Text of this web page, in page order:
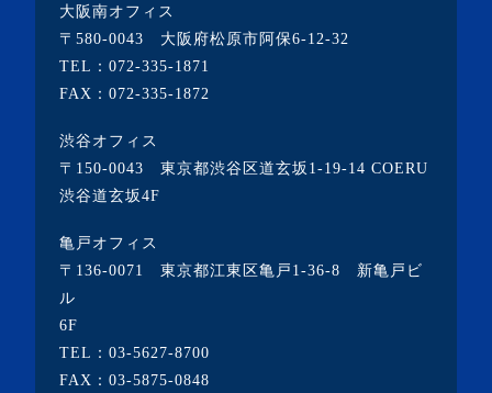
・2021年12月(2記事)
・2021年11月(7記事)
・2021年10月(3記事)
・2021年9月(5記事)
・2021年8月(6記事)
・2021年6月(5記事)
・2021年5月(2記事)
・2021年4月(4記事)
大阪南オフィス
〒580-0043 大阪府松原市阿保6-12-32
TEL： 072-335-1871
FAX：072-335-1872
渋谷オフィス
〒150-0043 東京都渋谷区道玄坂1-19-14 COERU
渋谷道玄坂4F
亀戸オフィス
〒136-0071 東京都江東区亀戸1-36-8 新亀戸ビ
ル
6F
TEL： 03-5627-8700
FAX：03-5875-0848